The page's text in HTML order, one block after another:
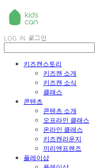
LOG IN 로그인
키즈캔스토리
키즈캔 소개
키즈캔 소식
클래스
콘텐츠
콘텐츠 소개
오프라인 클래스
온라인 클래스
키즈캔라운지
끼리앤프렌즈
플레이샵